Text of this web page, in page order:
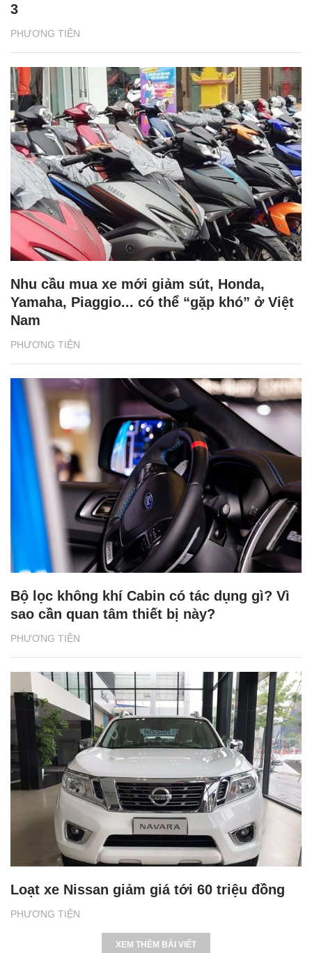
PHƯƠNG TIỆN
3
PHƯƠNG TIỆN
Nhu cầu mua xe mới giảm sút, Honda,
Yamaha, Piaggio... có thể “gặp khó” ở Việt
Nam
PHƯƠNG TIỆN
Bộ lọc không khí Cabin có tác dụng gì? Vì
sao cần quan tâm thiết bị này?
PHƯƠNG TIỆN
Loạt xe Nissan giảm giá tới 60 triệu đồng
XEM THÊM BÀI VIẾT